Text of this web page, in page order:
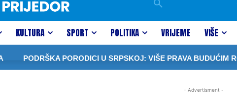
KULTURA SPORT POLITIKA VRIJEME VIŠE
PODRŠKA PORODICI U SRPSKOJ: VIŠE PRAVA BUDUĆIM
- Advertisment -